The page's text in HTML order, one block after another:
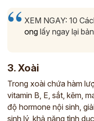
XEM NGAY: 10
ong lấy ngay lại
3. Xoài
Trong xoài chứa hàm
vitamin B, E, sắt, kẽm,
độ hormone nội sinh,
sinh lý, khả năng tình